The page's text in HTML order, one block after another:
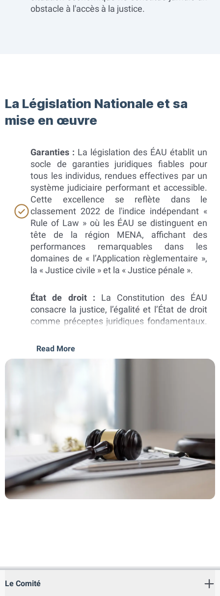
obstacle à l'accès à la justice.
La Législation Nationale et sa
mise en œuvre
Garanties : La législation des ÉAU établit un
socle de garanties juridiques fiables pour
tous les individus, rendues effectives par un
système judiciaire performant et accessible.
Cette excellence se reflète dans le
classement 2022 de l'indice indépendant «
Rule of Law » où les ÉAU se distinguent en
tête de la région MENA, affichant des
performances remarquables dans les
domaines de « l’Application règlementaire »,
la « Justice civile » et la « Justice pénale ».
État de droit : La Constitution des ÉAU
consacre la justice, l’égalité et l’État de droit
comme préceptes juridiques fondamentaux.
personnes sont égales devant la loi, sans
discrimination fondée sur la race, la
et libertés stipulés dans les instruments
internationaux applicables ou dans les traités
et conventions ratifiés par les ÉAU et doivent
s'acquitter des obligations corrélatives à ces
droits ».
Interdiction de la Torture :
Constitution consacre une prohibition
perquisition, détention ou incarcération
arbitraire ou en dehors du cadre légal. Ces
Read More
Le Comité